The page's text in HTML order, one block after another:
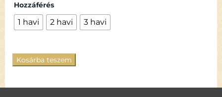
Hozzáférés
1 havi 2 havi 3 havi
Kosárba teszem